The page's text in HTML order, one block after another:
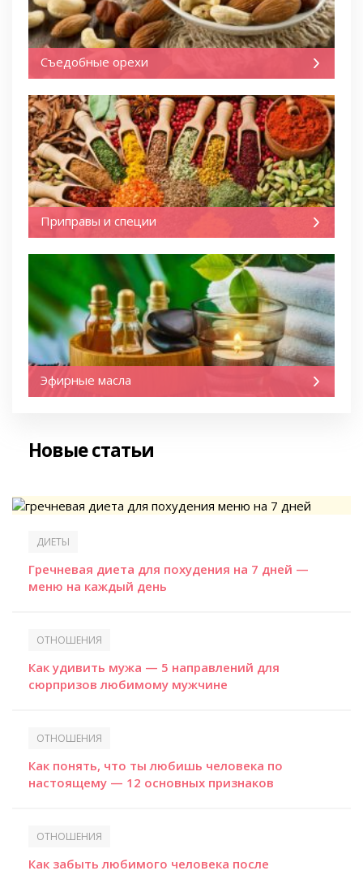
Съедобные орехи
Приправы и специи
Эфирные масла
Новые статьи
ДИЕТЫ
Гречневая диета для похудения на 7 дней —
меню на каждый день
ОТНОШЕНИЯ
Как удивить мужа — 5 направлений для
сюрпризов любимому мужчине
ОТНОШЕНИЯ
Как понять, что ты любишь человека по
настоящему — 12 основных признаков
ОТНОШЕНИЯ
Как забыть любимого человека после